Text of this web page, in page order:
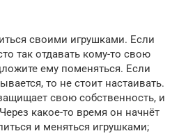
своими игрушками. Если
так отдавать кому-то свою
ему поменяться. Если
то не стоит настаивать.
свою собственность, и
какое-то время он начнёт
и меняться игрушками;